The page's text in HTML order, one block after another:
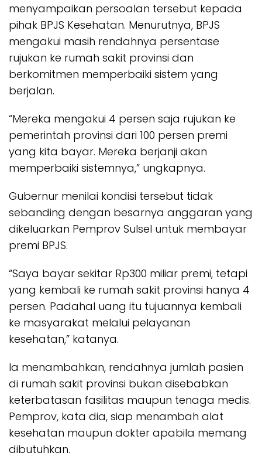
menyampaikan persoalan tersebut kepada
pihak BPJS Kesehatan. Menurutnya, BPJS
mengakui masih rendahnya persentase
rujukan ke rumah sakit provinsi dan
berkomitmen memperbaiki sistem yang
berjalan.
“Mereka mengakui 4 persen saja rujukan ke
pemerintah provinsi dari 100 persen premi
yang kita bayar. Mereka berjanji akan
memperbaiki sistemnya,” ungkapnya.
Gubernur menilai kondisi tersebut tidak
sebanding dengan besarnya anggaran yang
dikeluarkan Pemprov Sulsel untuk membayar
premi BPJS.
“Saya bayar sekitar Rp300 miliar premi, tetapi
yang kembali ke rumah sakit provinsi hanya 4
persen. Padahal uang itu tujuannya kembali
ke masyarakat melalui pelayanan
kesehatan,” katanya.
Ia menambahkan, rendahnya jumlah pasien
di rumah sakit provinsi bukan disebabkan
keterbatasan fasilitas maupun tenaga medis.
Pemprov, kata dia, siap menambah alat
kesehatan maupun dokter apabila memang
dibutuhkan.